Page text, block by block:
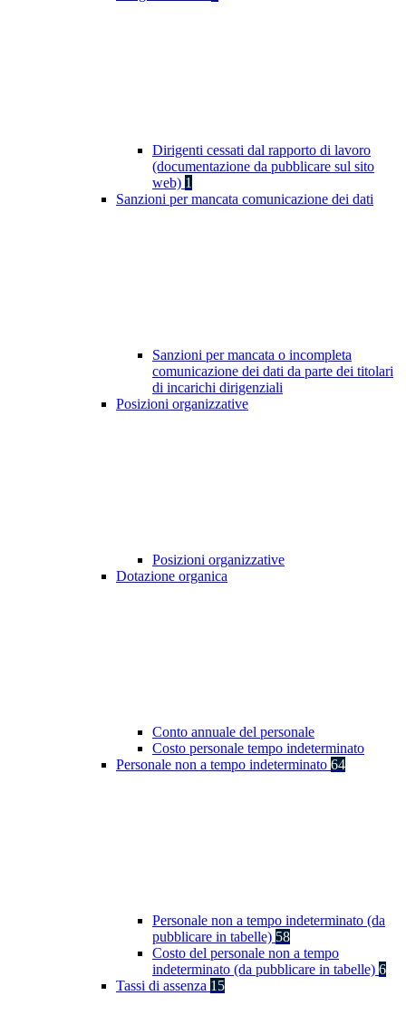
Dirigenti cessati dal rapporto di lavoro
(documentazione da pubblicare sul sito
web) 1
Sanzioni per mancata comunicazione dei dati
Sanzioni per mancata o incompleta
comunicazione dei dati da parte dei titolari
di incarichi dirigenziali
Posizioni organizzative
Posizioni organizzative
Dotazione organica
Conto annuale del personale
Costo personale tempo indeterminato
Personale non a tempo indeterminato 64
Personale non a tempo indeterminato (da
pubblicare in tabelle) 58
Costo del personale non a tempo
indeterminato (da pubblicare in tabelle) 6
Tassi di assenza 15